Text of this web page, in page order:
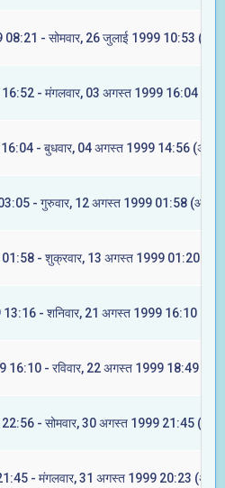
08:21 - सोमवार, 26 जुलाई 1999 10:53 (मूल)
- मंगलवार, 03 अगस्त 1999 16:04
- बुधवार, 04 अगस्त 1999 14:56
- गुरुवार, 12 अगस्त 1999 01:58
- शुक्रवार, 13 अगस्त 1999 01:20
- शनिवार, 21 अगस्त 1999 16:10
16:10 - रविवार, 22 अगस्त 1999 18:49 (मूल)
22:56 - सोमवार, 30 अगस्त 1999 21:45
- मंगलवार, 31 अगस्त 1999 20:23